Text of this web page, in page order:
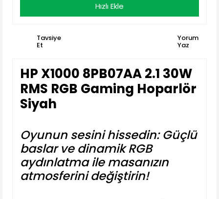
Hızlı Ekle
Tavsiye
Et
Yorum
Yaz
HP X1000 8PB07AA 2.1 30W
RMS RGB Gaming Hoparlör
Siyah
Oyunun sesini hissedin: Güçlü
baslar ve dinamik RGB
aydınlatma ile masanızın
atmosferini değiştirin!